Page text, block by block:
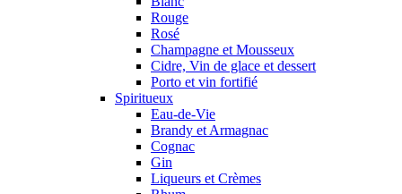
Rouge
Rosé
Champagne et Mousseux
Cidre, Vin de glace et dessert
Porto et vin fortifié
Spiritueux
Eau-de-Vie
Brandy et Armagnac
Cognac
Gin
Liqueurs et Crèmes